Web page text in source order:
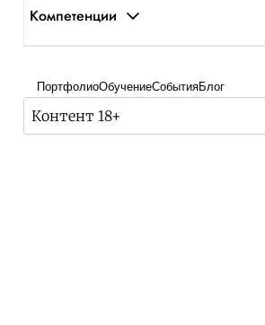
Компетенции
ПортфолиоОбучениеСобытияБлог
Контент 18+